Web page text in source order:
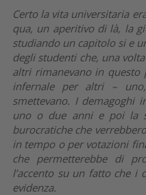
Certo la vita universitaria
qua, un aperitivo di là, la
studiando un capitolo si e
degli studenti che, una
altri rimanevano in questo
infernale per altri –
smettevano. I demagoghi
uno o due anni e poi la
burocratiche che
in tempo o per votazioni
che permetterebbe di
l’accento su un fatto che
evidenza.